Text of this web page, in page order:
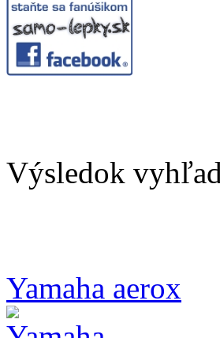
Výsledok
Yamaha aerox